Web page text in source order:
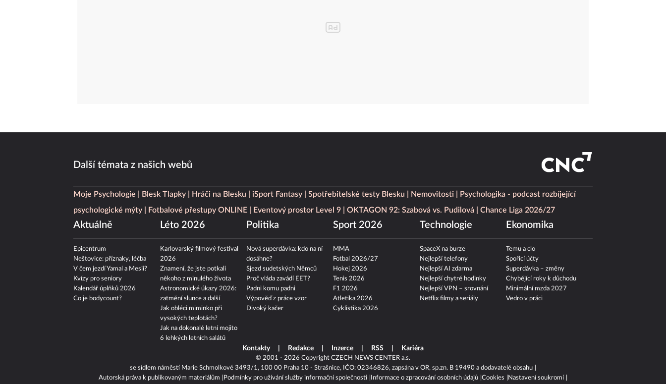
Další témata z našich webů
Moje Psychologie Blesk Tlapky Hráči na Blesku iSport Fantasy Spotřebitelské testy Blesku Nemovitosti
Psychologika - podcast rozbíjející
psychologické mýty
Fotbalové přestupy ONLINE Eventový prostor Level 9 OKTAGON 92: Szabová vs. Pudilová Chance Liga 2026/27
Aktuálně
Epicentrum
Neštovice: příznaky, léčba
V čem jezdí Yamal a Mesii?
Kvízy pro seniory
Kalendář úplňků 2026
Co je bodycount?
Léto 2026
Karlovarský filmový festival
2026
Znamení, že jste potkali
někoho z minulého života
Astronomické úkazy 2026:
zatmění slunce a další
Jak obléci miminko při
vysokých teplotách?
Jak na dokonalé letní mojito
6 lehkých letních salátů
Politika
Nová superdávka: kdo na ní
dosáhne?
Sjezd sudetských Němců
Proč vláda zavádí EET?
Padni komu padni
Výpověď z práce vzor
Divoký kačer
Sport 2026
MMA
Fotbal 2026/27
Hokej 2026
Tenis 2026
F1 2026
Atletika 2026
Cyklistika 2026
Technologie
SpaceX na burze
Nejlepší telefony
Nejlepší AI zdarma
Nejlepší chytré hodinky
Nejlepší VPN – srovnání
Netflix filmy a seriály
Ekonomika
Temu a clo
Spořicí účty
Superdávka – změny
Chybějící roky k důchodu
Minimální mzda 2027
Vedro v práci
Kontakty Redakce Inzerce RSS Kariéra
© 2001 - 2026 Copyright CZECH NEWS CENTER a.s.
se sídlem náměstí Marie Schmolkové 3493/1, 100 00 Praha 10 - Strašnice, IČO: 02346826, zapsána v OR, sp.zn. B 19490 a dodavatelé obsahu
Autorská práva k publikovaným materiálům
Podmínky pro užívání služby informační společnosti Informace o zpracování osobních údajů Cookies Nastavení soukromí